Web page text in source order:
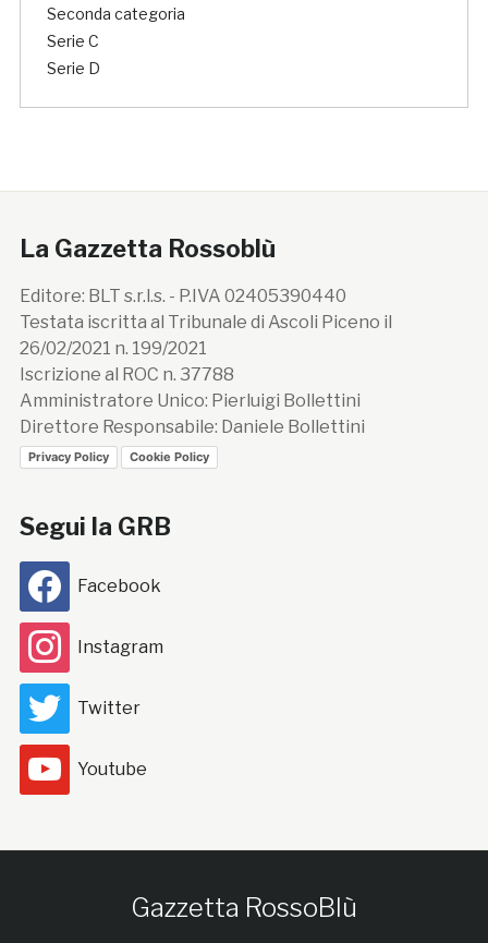
Seconda categoria
Serie C
Serie D
La Gazzetta Rossoblù
Editore: BLT s.r.l.s. - P.IVA 02405390440
Testata iscritta al Tribunale di Ascoli Piceno il
26/02/2021 n. 199/2021
Iscrizione al ROC n. 37788
Amministratore Unico: Pierluigi Bollettini
Direttore Responsabile: Daniele Bollettini
Privacy Policy Cookie Policy
Segui la GRB
Facebook
Instagram
Twitter
Youtube
Gazzetta RossoBlù